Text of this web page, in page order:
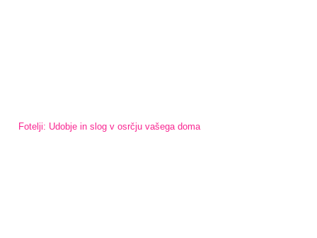
Fotelji: Udobje in slog v osrčju vašega doma